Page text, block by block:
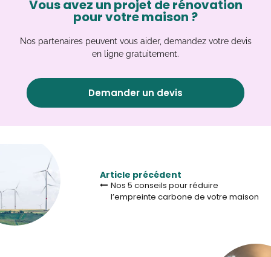
Vous avez un projet de rénovation
pour votre maison ?
Nos partenaires peuvent vous aider, demandez votre devis
en ligne gratuitement.
Demander un devis
Article précédent
Nos 5 conseils pour réduire
l’empreinte carbone de votre maison